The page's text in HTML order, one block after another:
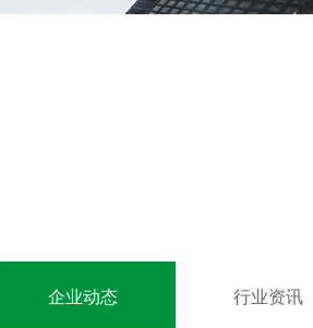
企业动态 行业资讯